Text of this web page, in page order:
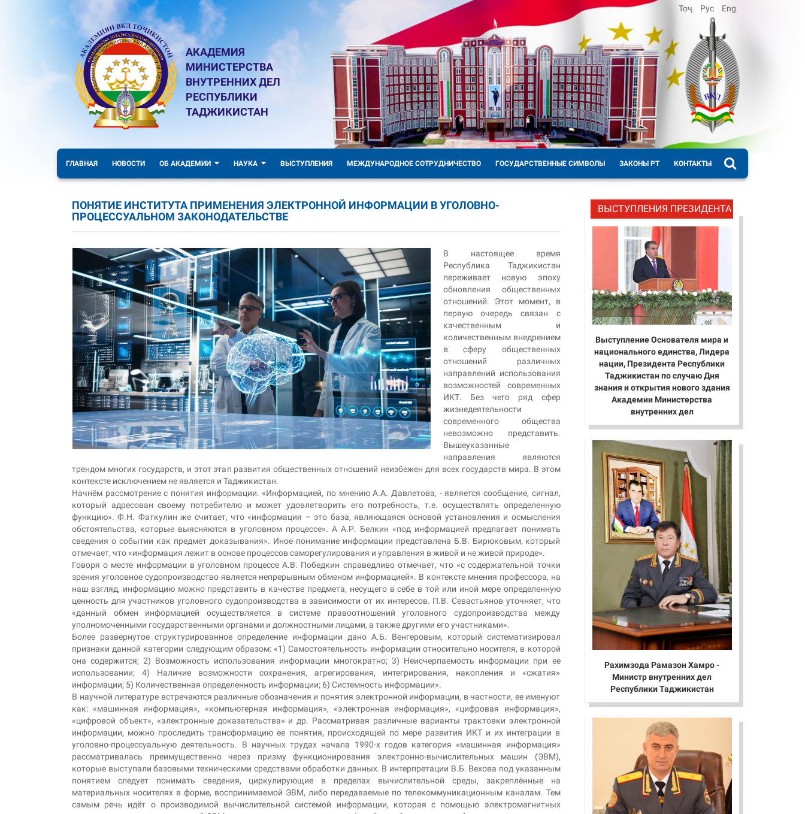
АКАДЕМИЯ
МИНИСТЕРСТВА
ВНУТРЕННИХ ДЕЛ
РЕСПУБЛИКИ
ТАДЖИКИСТАН
Тоҷ Рус Eng
ГЛАВНАЯ НОВОСТИ ОБ АКАДЕМИИ НАУКА ВЫСТУПЛЕНИЯ МЕЖДУНАРОДНОЕ СОТРУДНИЧЕСТВО ГОСУДАРСТВЕННЫЕ СИМВОЛЫ ЗАКОНЫ РТ КОНТАКТЫ
ПОНЯТИЕ ИНСТИТУТА ПРИМЕНЕНИЯ ЭЛЕКТРОННОЙ ИНФОРМАЦИИ В УГОЛОВНО-
ПРОЦЕССУАЛЬНОМ ЗАКОНОДАТЕЛЬСТВЕ
В настоящее время
Республика Таджикистан
переживает новую эпоху
обновления общественных
отношений. Этот момент, в
первую очередь связан с
качественным и
количественным внедрением
в сферу общественных
отношений различных
направлений использования
возможностей современных
ИКТ. Без чего ряд сфер
жизнедеятельности
современного общества
невозможно представить.
Вышеуказанные
направления являются
трендом многих государств, и этот этап развития общественных отношений неизбежен для всех государств мира. В этом
контексте исключением не является и Таджикистан.
Начнём рассмотрение с понятия информации. «Информацией, по мнению А.А. Давлетова, - является сообщение, сигнал,
который адресован своему потребителю и может удовлетворить его потребность, т.е. осуществлять определенную
функцию». Ф.Н. Фаткулин же считает, что «информация – это база, являющаяся основой установления и осмысления
обстоятельства, которые выясняются в уголовном процессе». А А.Р. Белкин «под информацией предлагает понимать
сведения о событии как предмет доказывания». Иное понимание информации представлена Б.В. Бирюковым, который
отмечает, что «информация лежит в основе процессов саморегулирования и управления в живой и не живой природе».
Говоря о месте информации в уголовном процессе А.В. Победкин справедливо отмечает, что «с содержательной точки
зрения уголовное судопроизводство является непрерывным обменом информацией». В контексте мнения профессора, на
наш взгляд, информацию можно представить в качестве предмета, несущего в себе в той или иной мере определенную
ценность для участников уголовного судопроизводства в зависимости от их интересов. П.В. Севастьянов уточняет, что
«данный обмен информацией осуществляется в системе правоотношений уголовного судопроизводства между
уполномоченными государственными органами и должностными лицами, а также другими его участниками».
Более развернутое структурированное определение информации дано А.Б. Венгеровым, который систематизировал
признаки данной категории следующим образом: «1) Самостоятельность информации относительно носителя, в которой
она содержится; 2) Возможность использования информации многократно; 3) Неисчерпаемость информации при ее
использовании; 4) Наличие возможности сохранения, агрегирования, интегрирования, накопления и «сжатия»
информации; 5) Количественная определенность информации; 6) Системность информации».
В научной литературе встречаются различные обозначения и понятия электронной информации, в частности, ее именуют
как: «машинная информация», «компьютерная информация», «электронная информация», «цифровая информация»,
«цифровой объект», «электронные доказательства» и др. Рассматривая различные варианты трактовки электронной
информации, можно проследить трансформацию ее понятия, происходящей по мере развития ИКТ и их интеграции в
уголовно-процессуальную деятельность. В научных трудах начала 1990-х годов категория «машинная информация»
рассматривалась преимущественно через призму функционирования электронно-вычислительных машин (ЭВМ),
которые выступали базовыми техническими средствами обработки данных. В интерпретации В.Б. Вехова под указанным
понятием следует понимать сведения, циркулирующие в пределах вычислительной среды, закреплённые на
материальных носителях в форме, воспринимаемой ЭВМ, либо передаваемые по телекоммуникационным каналам. Тем
самым речь идёт о производимой вычислительной системой информации, которая с помощью электромагнитных
ВЫСТУПЛЕНИЯ ПРЕЗИДЕНТА
Выступление Основателя мира и
национального единства, Лидера
нации, Президента Республики
Таджикистан по случаю Дня
знания и открытия нового здания
Академии Министерства
внутренних дел
Рахимзода Рамазон Хамро -
Министр внутренних дел
Республики Таджикистан